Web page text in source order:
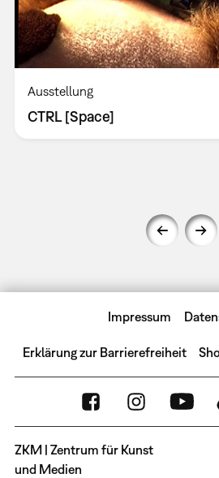
Ausstellung
CTRL [Space]
Impressum
Erklärung zur Barrierefreiheit
ZKM | Zentrum für Kunst
und Medien